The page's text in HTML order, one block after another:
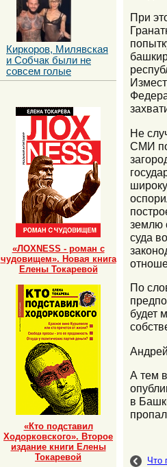
При
Не
СМИ
землю
суда
По
будет
А тем
в
Что
Киркоров, Милявская
и Собчак были не
совсем голые
«ЛОХNESS - роман с
чудовищем». Новая книга
Елены Токаревой
«Кто подставил
Ходорковского». Второе
издание книги Елены
Токаревой